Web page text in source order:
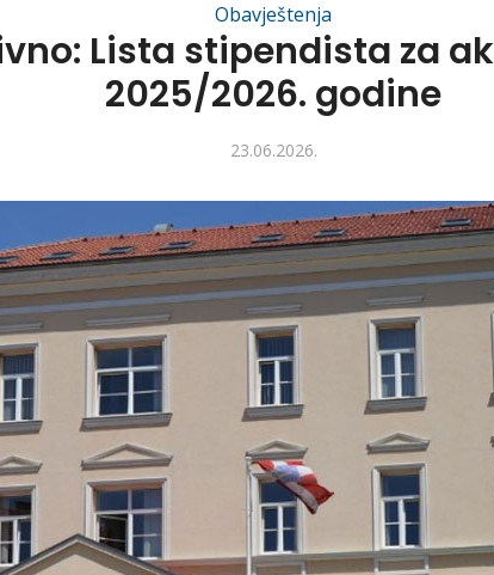
Obavještenja
Lista stipendista za
2025/2026. godine
23.06.2026.